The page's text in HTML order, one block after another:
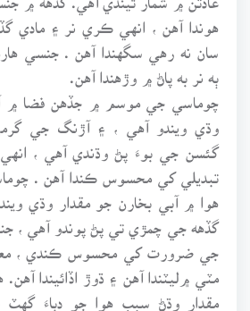
هوندا آهن ، انهي ڪري نر ۽ مادي
سان نه رهي سگهندا آهن . جنسي
ٻه نر به پاڻ ۾ وڙهندا آهن.
چوماسي جي موسم ۾ جڏهن فضا ۾
وڌي ويندو آهي ، ۽ آڙنگ جي
گئسن جي بوءَ پڻ وڌندي آهي ،
تبديلي کي محسوس ڪندا آهن .
هوا ۾ آبي بخارن جو مقدار وڌي
گڏهه جي چمڙي تي پڻ پوندو آهي ،
جي ضرورت کي محسوس ڪندي ،
مٽي ۾ليٽندا آهن ۽ ڌوڙ اڏائيندا
مقدار وڌڻ سبب هوا جو دٻاءَ گهٽ